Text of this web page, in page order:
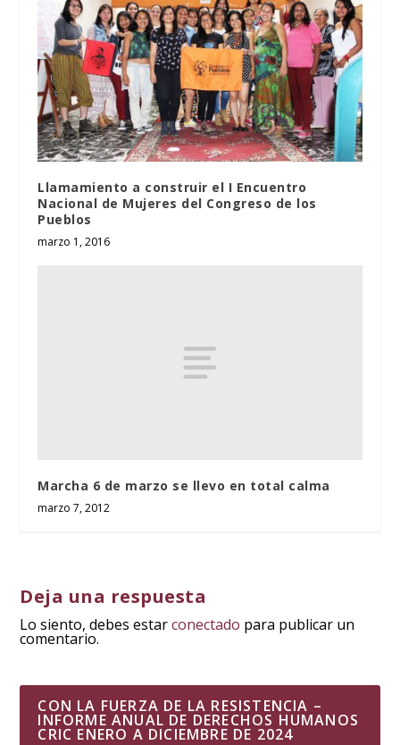
Llamamiento a construir el I Encuentro
Nacional de Mujeres del Congreso de los
Pueblos
marzo 1, 2016
Marcha 6 de marzo se llevo en total calma
marzo 7, 2012
Deja una respuesta
Lo siento, debes estarconectado para publicar un
comentario.
CON LA FUERZA DE LA RESISTENCIA –
INFORME ANUAL DE DERECHOS HUMANOS
CRIC ENERO A DICIEMBRE DE 2024